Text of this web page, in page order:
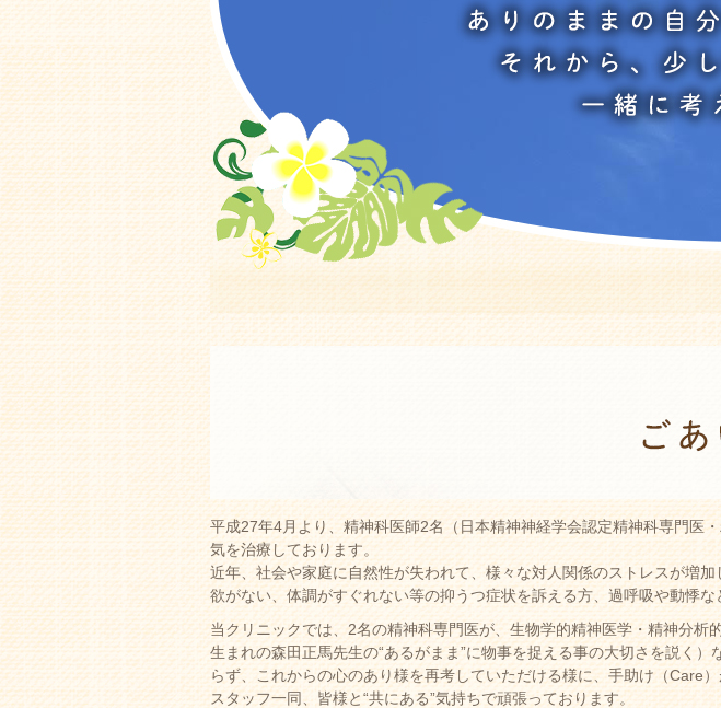
平成27年4月より、精神科医師2名（日本精神神経学会認定精神科専門医
気を治療しております。
近年、社会や家庭に自然性が失われて、様々な対人関係のストレスが増
欲がない、体調がすぐれない等の抑うつ症状を訴える方、過呼吸や動悸
当クリニックでは、2名の精神科専門医が、生物学的精神医学・精神分
生まれの森田正馬先生の“あるがまま”に物事を捉える事の大切さを説く
らず、これからの心のあり様を再考していただける様に、手助け（Care
スタッフ一同、皆様と“共にある”気持ちで頑張っております。